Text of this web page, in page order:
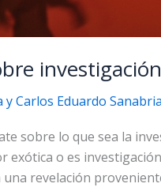
y Carlos Eduardo
sobre lo que sea la
exótica o es
una revelación